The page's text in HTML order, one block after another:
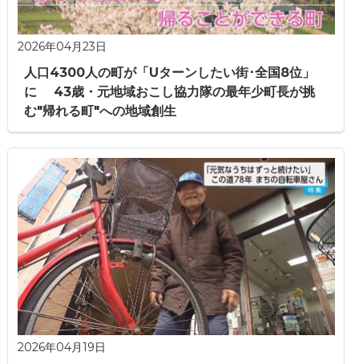
2026年04月23日
人口4300人の町が「Uターンしたい街･全国8位」
に 43歳・元地域おこし協力隊の最年少町長が挑
む"帰れる町"への地域創生
2026年04月19日